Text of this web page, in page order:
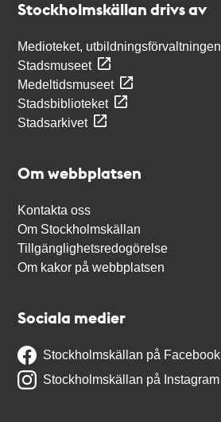
Stockholmskällan drivs av
Medioteket, utbildningsförvaltningen
Stadsmuseet
Medeltidsmuseet
Stadsbiblioteket
Stadsarkivet
Om webbplatsen
Kontakta oss
Om Stockholmskällan
Tillgänglighetsredogörelse
Om kakor på webbplatsen
Sociala medier
Stockholmskällan på Facebook
Stockholmskällan på Instagram